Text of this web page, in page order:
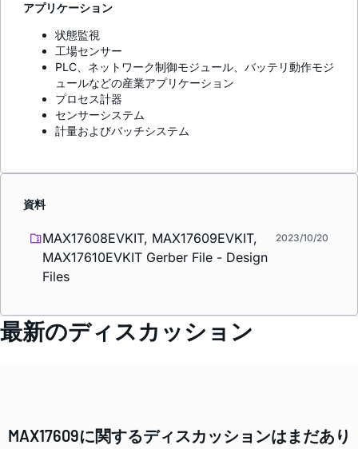
アプリケーション
状態監視
工場センサー
PLC、ネットワーク制御モジュール、バッテリ動作モジ
ュールなどの産業アプリケーション
プロセス計器
センサーシステム
計量およびバッチシステム
資料
MAX17608EVKIT, MAX17609EVKIT,
MAX17610EVKIT Gerber File - Design
Files
2023/10/20
最新のディスカッション
MAX17609に関するディスカッションはまだあり